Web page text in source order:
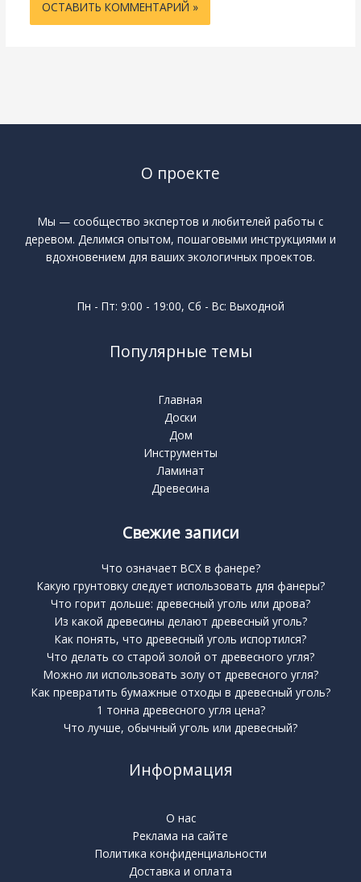
О проекте
Мы — сообщество экспертов и любителей работы с
деревом. Делимся опытом, пошаговыми инструкциями и
вдохновением для ваших экологичных проектов.
Пн - Пт: 9:00 - 19:00, Сб - Вс: Выходной
Популярные темы
Главная
Доски
Дом
Инструменты
Ламинат
Древесина
Свежие записи
Что означает BCX в фанере?
Какую грунтовку следует использовать для фанеры?
Что горит дольше: древесный уголь или дрова?
Из какой древесины делают древесный уголь?
Как понять, что древесный уголь испортился?
Что делать со старой золой от древесного угля?
Можно ли использовать золу от древесного угля?
Как превратить бумажные отходы в древесный уголь?
1 тонна древесного угля цена?
Что лучше, обычный уголь или древесный?
Информация
О нас
Реклама на сайте
Политика конфиденциальности
Доставка и оплата